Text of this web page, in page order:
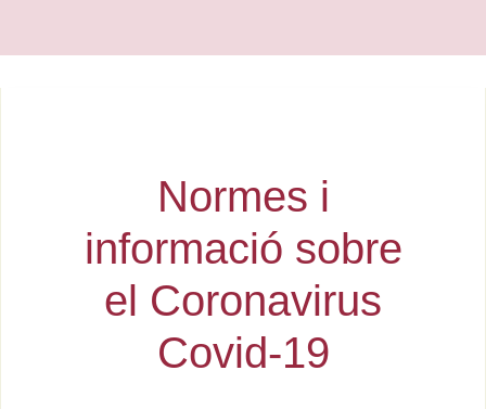
Normes i
informació sobre
el Coronavirus
Covid-19